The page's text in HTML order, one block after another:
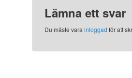
Lämna ett svar
Du måste varainloggad för att